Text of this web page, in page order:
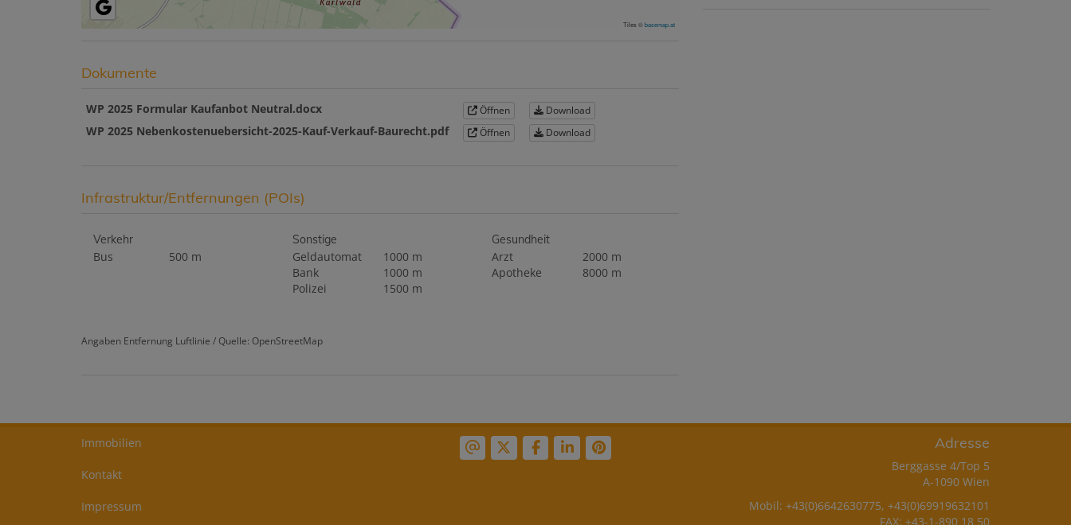
Tiles ©basemap.at
Dokumente
WP 2025 Formular Kaufanbot Neutral.docx Öffnen Download
WP 2025 Nebenkostenuebersicht-2025-Kauf-Verkauf-Baurecht.pdf Öffnen Download
Infrastruktur/Entfernungen (POIs)
Verkehr
Bus 500 m
Sonstige
Geldautomat
1000 m
Bank
1000 m
Polizei
1500 m
Gesundheit
Arzt
2000 m
Apotheke
8000 m
Angaben Entfernung Luftlinie / Quelle: OpenStreetMap
Immobilien
Kontakt
Impressum
Adresse
Berggasse 4/Top 5
A-1090 Wien
Mobil: +43(0)6642630775, +43(0)69919632101
FAX: +43-1-890 18 50